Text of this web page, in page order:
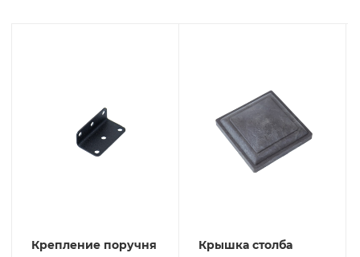
Крепление поручня
Крышка столба